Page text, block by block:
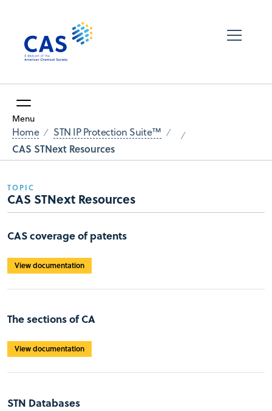
Menu
Home STN IP Protection Suite™
CAS STNext Resources
TOPIC
CAS STNext Resources
CAS coverage of patents
View documentation
The sections of CA
View documentation
STN Databases